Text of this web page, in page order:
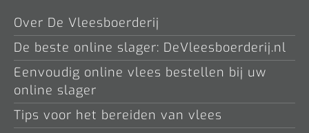
Over De Vleesboerderij
De beste online slager: DeVleesboerderij.nl
Eenvoudig online vlees bestellen bij uw
online slager
Tips voor het bereiden van vlees